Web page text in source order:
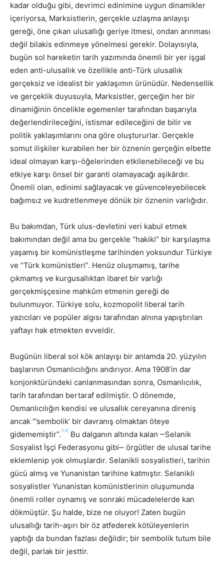
kadar olduğu gibi, devrimci edinimine uygun dinamikler
içeriyorsa, Marksistlerin, gerçekle uzlaşma anlayışı
gereği, öne çıkan ulusallığı geriye itmesi, ondan arınması
değil bilakis edinmeye yönelmesi gerekir. Dolayısıyla,
bugün sol hareketin tarih yazımında önemli bir yer işgal
eden anti-ulusallık ve özellikle anti-Türk ulusallık
gerçeksiz ve idealist bir yaklaşımın ürünüdür. Nedensellik
ve gerçeklik duyusuyla, Marksistler, gerçeğin her bir
dinamiğinin öncelikle egemenler tarafından başarıyla
değerlendirileceğini, istismar edileceğini de bilir ve
politik yaklaşımlarını ona göre oluştururlar. Gerçekle
somut ilişkiler kurabilen her bir öznenin gerçeğin elbette
ideal olmayan karşı-öğelerinden etkilenebileceği ve bu
etkiye karşı önsel bir garanti olamayacağı aşikârdır.
Önemli olan, edinimi sağlayacak ve güvenceleyebilecek
bağımsız ve kudretlenmeye dönük bir öznenin varlığıdır.
Bu bakımdan, Türk ulus-devletini veri kabul etmek
bakımından değil ama bu gerçekle “hakiki” bir karşılaşma
yaşamış bir komünistleşme tarihinden yoksundur Türkiye
ve “Türk komünistleri”. Henüz oluşmamış, tarihe
çıkmamış ve kurgusallıktan ibaret bir varlığı
gerçekmişçesine mahkûm etmenin gereği de
bulunmuyor. Türkiye solu, kozmopolit liberal tarih
yazıcıları ve popüler algısı tarafından alnına yapıştırılan
yaftayı hak etmekten evveldir.
Bugünün liberal sol kök anlayışı bir anlamda 20. yüzyılın
başlarının Osmanlıcılığını andırıyor. Ama 1908’in dar
konjonktüründeki canlanmasından sonra, Osmanlıcılık,
tarih tarafından bertaraf edilmiştir. O dönemde,
Osmanlıcılığın kendisi ve ulusallık cereyanına direniş
ancak “’sembolik’ bir davranış olmaktan öteye
gidememiştir”. [13] Bu dalganın altında kalan ‒Selanik
Sosyalist İşçi Federasyonu gibi‒ örgütler de ulusal tarihe
eklemlenip yok olmuşlardır. Selanikli sosyalistleri, tarihin
gücü almış ve Yunanistan tarihine katmıştır. Selanikli
sosyalistler Yunanistan komünistlerinin oluşumunda
önemli roller oynamış ve sonraki mücadelelerde kan
dökmüştür. Şu halde, bize ne oluyor! Zaten bugün
ulusallığı tarih-aşırı bir öz atfederek kötüleyenlerin
yaptığı da bundan fazlası değildir; bir sembolik tutum bile
değil, parlak bir jesttir.